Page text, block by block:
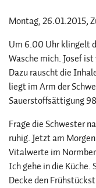
Montag, 26.01.2015,
Um 6.00 Uhr klingelt
Wasche mich. Josef
Dazu rauscht die
liegt im Arm der
Sauerstoffsättigung
Frage die Schwester
ruhig. Jetzt am
Vitalwerte im
Ich gehe in die Küche.
Decke den